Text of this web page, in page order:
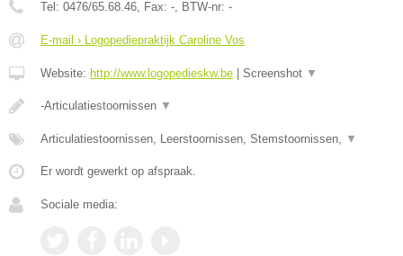
Tel: 0476/65.68.46, Fax: -, BTW-nr: -
E-mail › Logopediepraktijk Caroline Vos
Website: http://www.logopedieskw.be Screenshot ▼
-Articulatiestoornissen ▼
Articulatiestoornissen, Leerstoornissen, Stemstoornissen, ▼
Er wordt gewerkt op afspraak.
Sociale media: